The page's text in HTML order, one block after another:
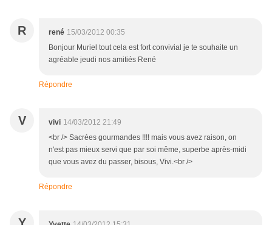
R rené 15/03/2012 00:35
Bonjour Muriel tout cela est fort convivial je te souhaite un
agréable jeudi nos amitiés René
Répondre
V vivi 14/03/2012 21:49
<br /> Sacrées gourmandes !!!! mais vous avez raison, on
n'est pas mieux servi que par soi même, superbe après-midi
que vous avez du passer, bisous, Vivi.<br />
Répondre